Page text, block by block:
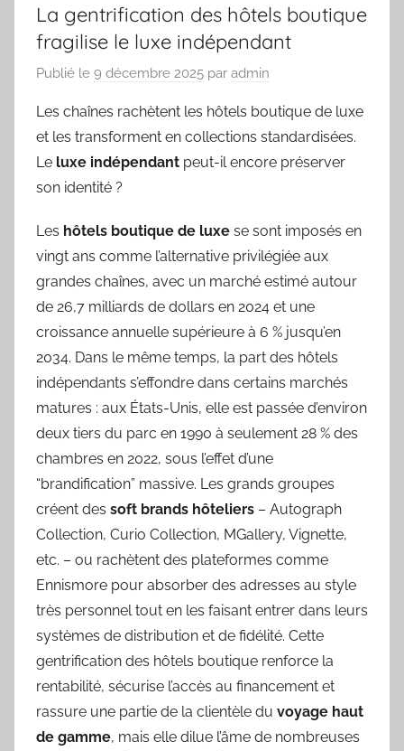
La gentrification des hôtels boutique
fragilise le luxe indépendant
Publié le 9 décembre 2025 par admin
Les chaînes rachètent les hôtels boutique de luxe
et les transforment en collections standardisées.
Le luxe indépendant peut-il encore préserver
son identité ?
Les hôtels boutique de luxe se sont imposés en
vingt ans comme l’alternative privilégiée aux
grandes chaînes, avec un marché estimé autour
de 26,7 milliards de dollars en 2024 et une
croissance annuelle supérieure à 6 % jusqu’en
2034. Dans le même temps, la part des hôtels
indépendants s’effondre dans certains marchés
matures : aux États-Unis, elle est passée d’environ
deux tiers du parc en 1990 à seulement 28 % des
chambres en 2022, sous l’effet d’une
“brandification” massive. Les grands groupes
créent des soft brands hôteliers – Autograph
Collection, Curio Collection, MGallery, Vignette,
etc. – ou rachètent des plateformes comme
Ennismore pour absorber des adresses au style
très personnel tout en les faisant entrer dans leurs
systèmes de distribution et de fidélité. Cette
gentrification des hôtels boutique renforce la
rentabilité, sécurise l’accès au financement et
rassure une partie de la clientèle du voyage haut
de gamme, mais elle dilue l’âme de nombreuses